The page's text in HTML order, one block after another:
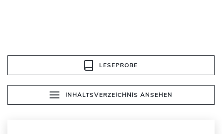
LESEPROBE
INHALTSVERZEICHNIS ANSEHEN